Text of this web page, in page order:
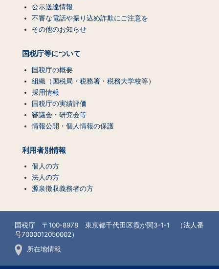
公示送達情報
不審な電話や振り込め詐欺にご注意を
その他のお知らせ
国税庁等について
国税庁の概要
組織（国税局・税務署・税務大学校等）
採用情報
国税庁の実績評価
審議会・研究会等
情報公開・個人情報の保護
利用者別情報
個人の方
法人の方
源泉徴収義務者の方
国税庁 〒100-8978 東京都千代田区霞が関3-1-1 （法人番
号7000012050002）
所在地情報